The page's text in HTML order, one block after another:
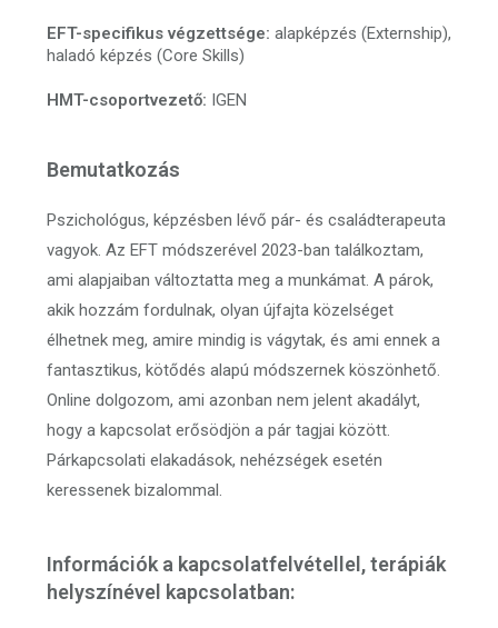
EFT-specifikus végzettsége: alapképzés (Externship),
haladó képzés (Core Skills)
HMT-csoportvezető: IGEN
Bemutatkozás
Pszichológus, képzésben lévő pár- és családterapeuta
vagyok. Az EFT módszerével 2023-ban találkoztam,
ami alapjaiban változtatta meg a munkámat. A párok,
akik hozzám fordulnak, olyan újfajta közelséget
élhetnek meg, amire mindig is vágytak, és ami ennek a
fantasztikus, kötődés alapú módszernek köszönhető.
Online dolgozom, ami azonban nem jelent akadályt,
hogy a kapcsolat erősödjön a pár tagjai között.
Párkapcsolati elakadások, nehézségek esetén
keressenek bizalommal.
Információk a kapcsolatfelvétellel, terápiák
helyszínével kapcsolatban: